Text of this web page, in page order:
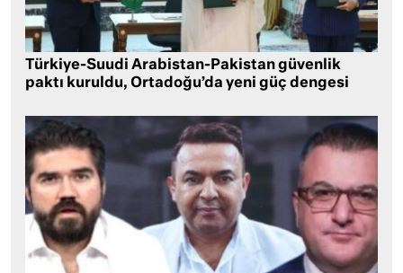
Türkiye-Suudi Arabistan-Pakistan güvenlik
paktı kuruldu, Ortadoğu’da yeni güç dengesi